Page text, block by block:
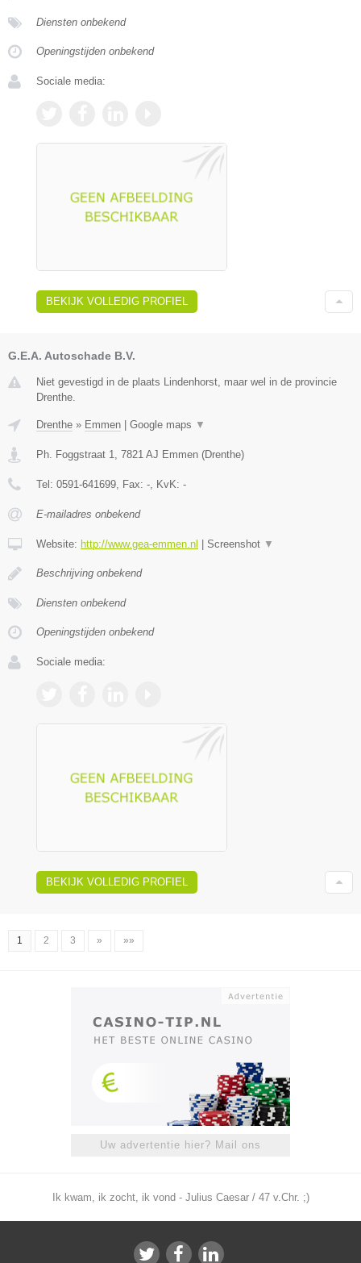
Diensten onbekend
Openingstijden onbekend
Sociale media:
BEKIJK VOLLEDIG PROFIEL
G.E.A. Autoschade B.V.
Niet gevestigd in de plaats Lindenhorst, maar wel in de provincie
Drenthe.
Drenthe » Emmen Google maps ▼
Ph. Foggstraat 1 7821 AJ Emmen (Drenthe)
Tel: 0591-641699 , Fax: - , KvK: -
E-mailadres onbekend
Website: http://www.gea-emmen.nl Screenshot ▼
Beschrijving onbekend
Diensten onbekend
Openingstijden onbekend
Sociale media:
BEKIJK VOLLEDIG PROFIEL
1 2 3 » »»
Uw advertentie hier? Mail ons
Ik kwam, ik zocht, ik vond - Julius Caesar / 47 v.Chr. ;)